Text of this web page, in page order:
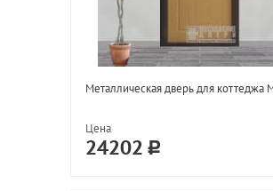
Металлическая дверь для коттеджа
Цена
24202